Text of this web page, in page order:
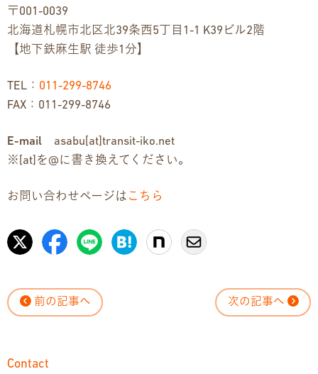
〒001-0039
北海道札幌市北区北39条西5丁目1-1 K39ビル2階
【地下鉄麻生駅 徒歩1分】
TEL： 011-299-8746
FAX：011-299-8746
E-mail asabu[at]transit-iko.net
※[at]を@に書き換えてください。
お問い合わせページは こちら
前の記事へ 次の記事へ
Contact